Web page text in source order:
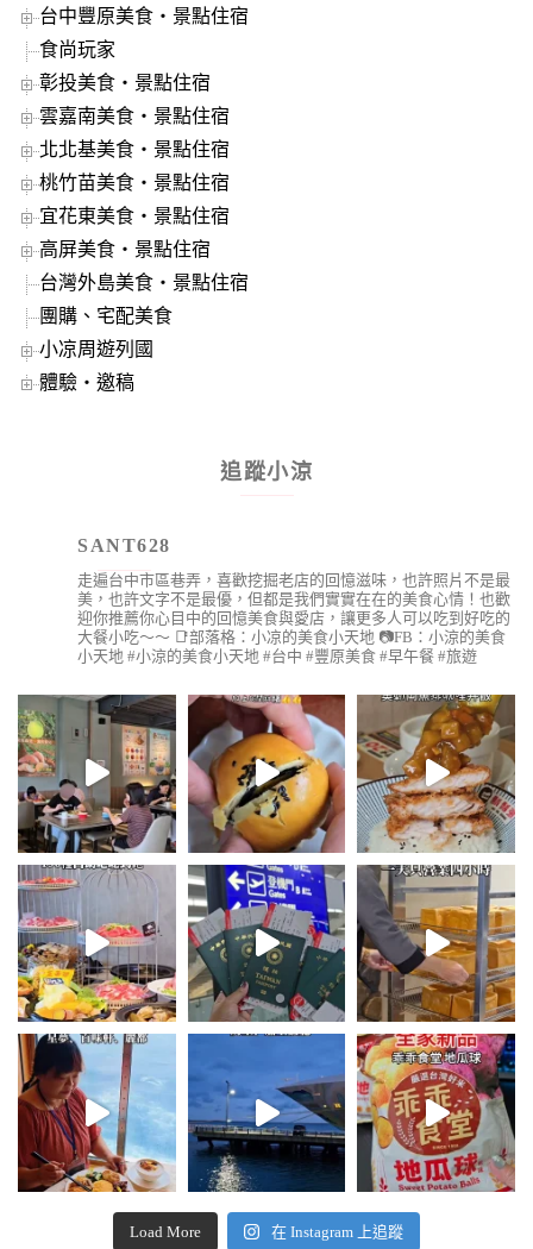
台中豐原美食‧景點住宿
食尚玩家
彰投美食‧景點住宿
雲嘉南美食‧景點住宿
北北基美食‧景點住宿
桃竹苗美食‧景點住宿
宜花東美食‧景點住宿
高屏美食‧景點住宿
台灣外島美食‧景點住宿
團購、宅配美食
小凉周遊列國
體驗‧邀稿
追蹤小涼
SANT628
走遍台中市區巷弄，喜歡挖掘老店的回憶滋味，也許照片不是最
美，也許文字不是最優，但都是我們實實在在的美食心情！也歡
迎你推薦你心目中的回憶美食與愛店，讓更多人可以吃到好吃的
大餐小吃～～ 📑部落格：小凉的美食小天地 📷FB：小涼的美食
小天地 #小涼的美食小天地 #台中 #豐原美食 #早午餐 #旅遊
Load More 在 Instagram 上追蹤